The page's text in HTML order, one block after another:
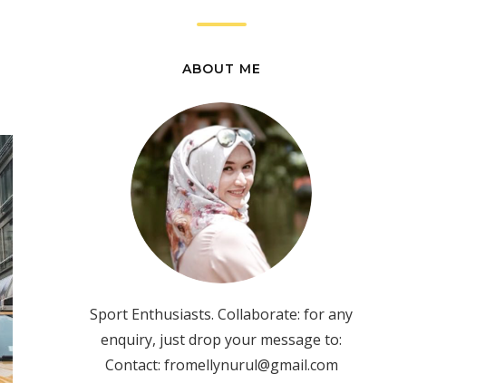
ABOUT ME
Sport Enthusiasts. Collaborate: for any
enquiry, just drop your message to:
Contact: fromellynurul@gmail.com